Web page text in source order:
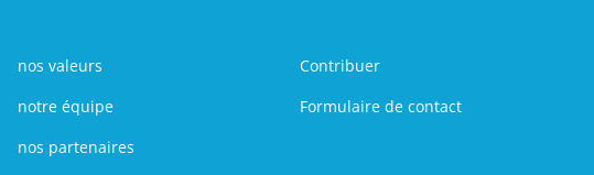
nos valeurs
notre équipe
nos partenaires
Contribuer
Formulaire de contact